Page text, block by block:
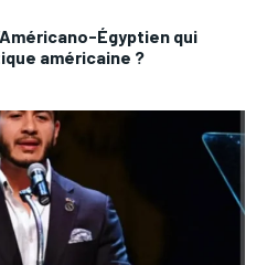
Égyptien qui
américaine ?